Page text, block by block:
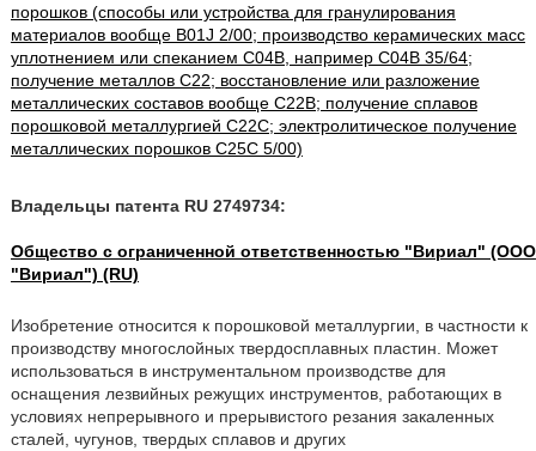
порошков (способы или устройства для гранулирования
материалов вообще B01J 2/00; производство керамических масс
уплотнением или спеканием C04B, например C04B 35/64;
получение металлов C22; восстановление или разложение
металлических составов вообще C22B; получение сплавов
порошковой металлургией C22C; электролитическое получение
металлических порошков C25C 5/00)
Владельцы патента RU 2749734:
Общество с ограниченной ответственностью "Вириал" (ООО
"Вириал") (RU)
Изобретение относится к порошковой металлургии, в частности к
производству многослойных твердосплавных пластин. Может
использоваться в инструментальном производстве для
оснащения лезвийных режущих инструментов, работающих в
условиях непрерывного и прерывистого резания закаленных
сталей, чугунов, твердых сплавов и других